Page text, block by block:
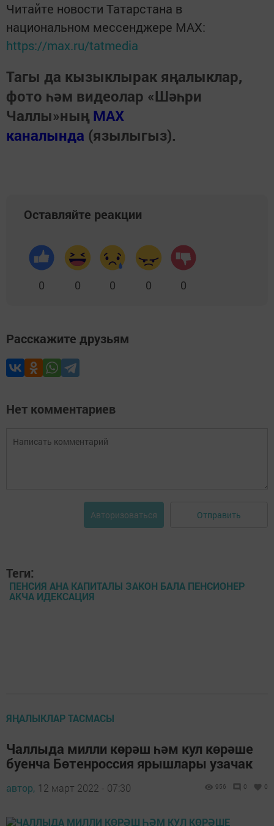
Читайте новости Татарстана в
национальном мессенджере MАХ:
https://max.ru/tatmedia
Тагы да кызыклырак яңалыклар,
фото һәм видеолар «Шәһри
Чаллы»ның MAX
каналында (язылыгыз).
Оставляйте реакции
0 0 0 0 0
Расскажите друзьям
Нет комментариев
Авторизоваться Отправить
Теги:
ПЕНСИЯ АНА КАПИТАЛЫ ЗАКОН БАЛА ПЕНСИОНЕР
АКЧА ИДЕКСАЦИЯ
ЯҢАЛЫКЛАР ТАСМАСЫ
Чаллыда милли көрәш һәм кул көрәше
буенча Бөтенроссия ярышлары узачак
автор, 12 март 2022 - 07:30 956 0 0